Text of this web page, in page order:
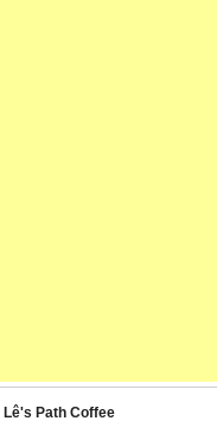
Lê's Path Coffee